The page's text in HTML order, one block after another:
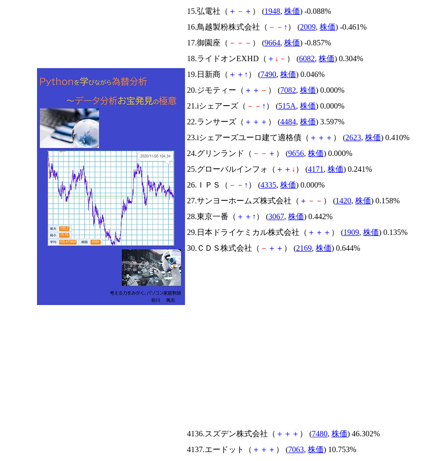
15.弘電社（ ＋ － ＋ ） (1948, 株価) -0.088%
16.鳥越製粉株式会社（ － － ↑ ） (2009, 株価) -0.461%
17.御園座（ － － － ） (9664, 株価) -0.857%
18.ライドオンEXHD（ ＋ ↓ － ） (6082, 株価) 0.304%
19.日新商（ ＋ ＋ ↑ ） (7490, 株価) 0.046%
20.ジモティー（ ＋ ＋ － ） (7082, 株価) 0.000%
21.iシェアーズ（ － － ↑ ） (515A, 株価) 0.000%
22.ランサーズ（ ＋ ＋ ＋ ） (4484, 株価) 3.597%
23.iシェアーズユーロ建て適格債（ ＋ ＋ ＋ ） (2623, 株価) 0.410%
24.グリンランド（ － － ＋ ） (9656, 株価) 0.000%
25.グローバルインフォ（ ＋ ＋ ↓ ） (4171 , 株価) 0.241%
26.ＩＰＳ（ － － ↑ ） (4335, 株価) 0.000%
27.サンヨーホームズ株式会社（ ＋ － － ） (1420, 株価) 0.158%
28.東京一番（ ＋ ＋ ↑ ） (3067, 株価) 0.442%
29.日本ドライケミカル株式会社（ ＋ ＋ ＋ ） (1909, 株価) 0.135%
30.ＣＤＳ株式会社（ － ＋ ＋ ） (2169, 株価) 0.644%
4136.スズデン株式会社（ ＋ ＋ ＋ ） (7480, 株価) 46.302%
4137.エードット（ ＋ ＋ ＋ ） (7063, 株価) 10.753%